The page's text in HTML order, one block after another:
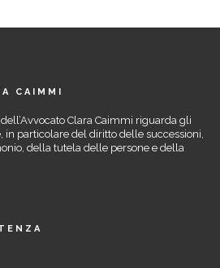
CAIMMI
dell’Avvocato Clara Caimmi riguarda gli
in particolare del diritto delle successioni,
della tutela delle persone e della